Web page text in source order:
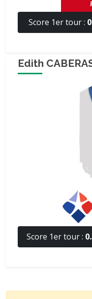
Score 1er tour :
Edith
Score 1er tour :